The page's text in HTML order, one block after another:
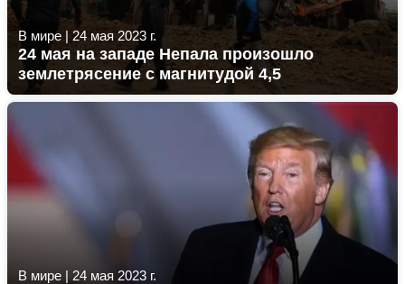
В мире | 24 мая 2023 г.
24 мая на западе Непала произошло
землетрясение с магнитудой 4,5
В мире | 24 мая 2023 г.